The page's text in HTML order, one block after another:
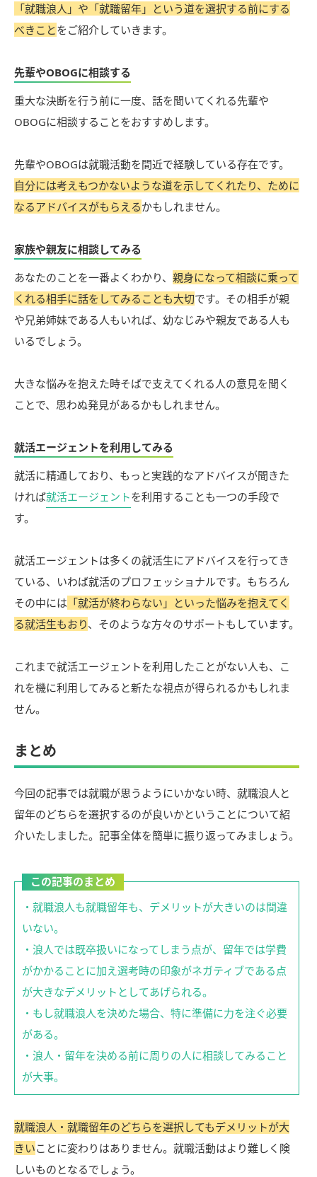
「就職浪人」や「就職留年」という道を選択する前にする
べきこと をご紹介していきます。
先輩やOBOGに相談する
重大な決断を行う前に一度、話を聞いてくれる先輩や
OBOGに相談することをおすすめします。
先輩やOBOGは就職活動を間近で経験している存在です。
自分には考えもつかないような道を示してくれたり、ために
なるアドバイスがもらえるかもしれません。
家族や親友に相談してみる
あなたのことを一番よくわかり、 親身になって相談に乗って
くれる相手に話をしてみることも大切です。その相手が親
や兄弟姉妹である人もいれば、幼なじみや親友である人も
いるでしょう。
大きな悩みを抱えた時そばで支えてくれる人の意見を聞く
ことで、思わぬ発見があるかもしれません。
就活エージェントを利用してみる
就活に精通しており、もっと実践的なアドバイスが聞きた
ければ就活エージェントを利用することも一つの手段で
す。
就活エージェントは多くの就活生にアドバイスを行ってき
ている、いわば就活のプロフェッショナルです。もちろん
その中には 「就活が終わらない」といった悩みを抱えてく
る就活生もおり、そのような方々のサポートもしています。
これまで就活エージェントを利用したことがない人も、こ
れを機に利用してみると新たな視点が得られるかもしれま
せん。
まとめ
今回の記事では就職が思うようにいかない時、就職浪人と
留年のどちらを選択するのが良いかということについて紹
介いたしました。記事全体を簡単に振り返ってみましょう。
・就職浪人も就職留年も、デメリットが大きいのは間違
いない。
・浪人では既卒扱いになってしまう点が、留年では学費
がかかることに加え選考時の印象がネガティブである点
が大きなデメリットとしてあげられる。
・もし就職浪人を決めた場合、特に準備に力を注ぐ必要
がある。
・浪人・留年を決める前に周りの人に相談してみること
が大事。
就職浪人・就職留年のどちらを選択してもデメリットが大
きいことに変わりはありません。就職活動はより難しく険
しいものとなるでしょう。